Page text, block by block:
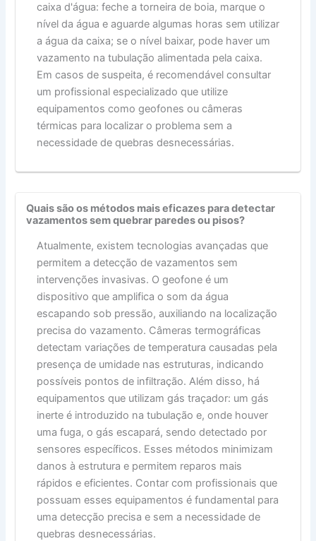
caixa d'água: feche a torneira de boia, marque o
nível da água e aguarde algumas horas sem utilizar
a água da caixa; se o nível baixar, pode haver um
vazamento na tubulação alimentada pela caixa.
Em casos de suspeita, é recomendável consultar
um profissional especializado que utilize
equipamentos como geofones ou câmeras
térmicas para localizar o problema sem a
necessidade de quebras desnecessárias.
Quais são os métodos mais eficazes para detectar
vazamentos sem quebrar paredes ou pisos?
Atualmente, existem tecnologias avançadas que
permitem a detecção de vazamentos sem
intervenções invasivas. O geofone é um
dispositivo que amplifica o som da água
escapando sob pressão, auxiliando na localização
precisa do vazamento. Câmeras termográficas
detectam variações de temperatura causadas pela
presença de umidade nas estruturas, indicando
possíveis pontos de infiltração. Além disso, há
equipamentos que utilizam gás traçador: um gás
inerte é introduzido na tubulação e, onde houver
uma fuga, o gás escapará, sendo detectado por
sensores específicos. Esses métodos minimizam
danos à estrutura e permitem reparos mais
rápidos e eficientes. Contar com profissionais que
possuam esses equipamentos é fundamental para
uma detecção precisa e sem a necessidade de
quebras desnecessárias.